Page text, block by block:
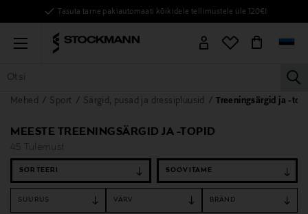
Tasuta tarne pakiautomaati kõikidele tellimustele üle 120€!
Menu
KÕIK TOOTED NAISED MEHED LAPSED KODU
Mehed Sport Särgid, pusad ja dressipluusid Treeningsärgid ja -
MEESTE TREENINGSÄRGID JA -TOPID
45 Tulemust
SORTEERI
SUURUS VÄRV BRÄND